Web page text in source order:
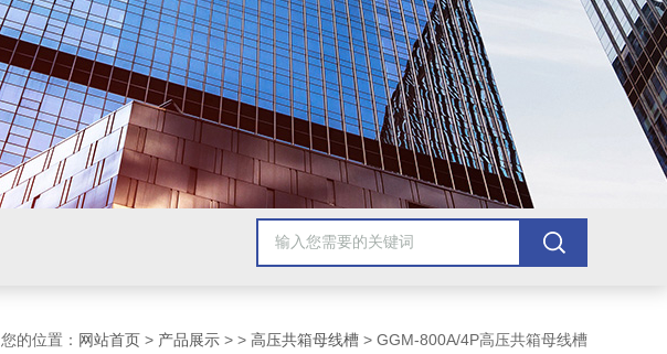
您的位置： 网站首页 > 产品展示 > > 高压共箱母线槽 > GGM-800A/4P高压共箱母线槽